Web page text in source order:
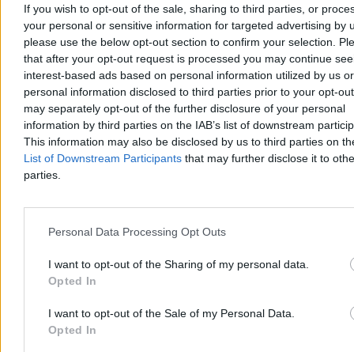
If you wish to opt-out of the sale, sharing to third parties, or
your personal or sensitive information for targeted advertising by
please use the below opt-out section to confirm your selection.
that after your opt-out request is processed you may continue
interest-based ads based on personal information utilized by us or
personal information disclosed to third parties prior to your opt-
may separately opt-out of the further disclosure of your personal
information by third parties on the IAB’s list of downstream
This information may also be disclosed by us to third parties on
List of Downstream Participants that may further disclose it to
parties.
Personal Data Processing Opt Outs
I want to opt-out of the Sharing of my personal data.
Opted In
I want to opt-out of the Sale of my Personal Data.
Opted In
Władysławem Kosiniakiem-Kamyszem, którego co gorliwsi
internetowi ORMOWCY z kręgów koalicji oskarżyli oczywiście o
zdradę. Akurat lider PSL nie musi się przejmować atakami
liberalnych mediów, bo jego wyborcy mają je kompletnie w nosie.
Co innego Szymon Hołownia, który na własnej skórze poczuł, jak
potrafią nienawidzić zwolennicy tolerancji. Ale pewnie i on oraz
smętne resztki jego akolitów (jeśli jeszcze jacyś zostali) dołączą do
tej Czwartej Drogi.
Stowarzyszenie Morawieckiego
przeszkadza w PiS? Jabłoński:
„Statut jest równy dla
powinno cieszyć Koalicję Obywatelską. I na pewno ucieszy. Ale
trzeba pamiętać, że spoiwem hegemonów polaryzacji jest